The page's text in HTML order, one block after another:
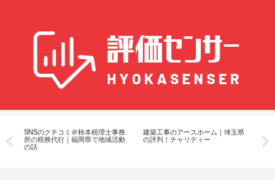
SNSのクチコミ＠秋本税理士事務
所の税務代行｜福岡県で地域活動
の話
建築工事のアースホーム｜埼玉県
の評判！チャリティー 評